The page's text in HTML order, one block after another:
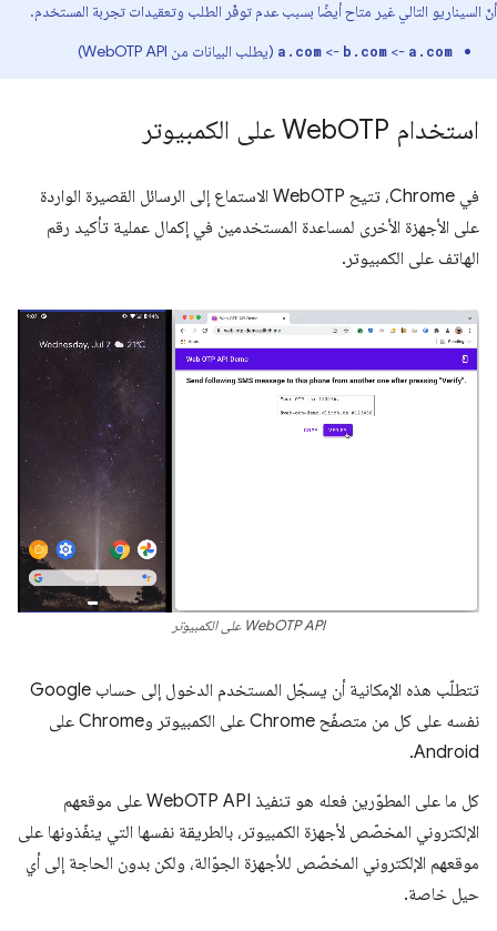
أنّ السيناريو التالي غير متاح أيضًا بسبب عدم توفّر الطلب وتعقيدات تجربة المستخدم.
a.com
->
b.com
->
a.com (يطلب البيانات من WebOTP API)
استخدام Web OTP على الكمبيوتر
في Chrome، تتيح WebOTP الاستماع إلى الرسائل القصيرة الواردة
على الأجهزة الأخرى لمساعدة المستخدمين في إكمال عملية تأكيد رقم
الهاتف على الكمبيوتر.
WebOTP API على الكمبيوتر
تتطلّب هذه الإمكانية أن يسجّل المستخدم الدخول إلى حساب Google
نفسه على كل من متصفّح Chrome على الكمبيوتر وChrome على
Android.
كل ما على المطوّرين فعله هو تنفيذ WebOTP API على موقعهم
الإلكتروني المخصّص لأجهزة الكمبيوتر، بالطريقة نفسها التي ينفّذونها على
موقعهم الإلكتروني المخصّص للأجهزة الجوّالة، ولكن بدون الحاجة إلى أي
حيل خاصة.